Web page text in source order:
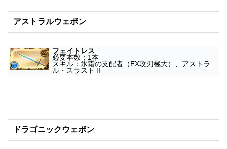
アストラルウェポン
フェイトレス
必要本数：1本
スキル：氷霜の支配者（EX攻刃極大）、アストラ
ル・スラストⅡ
ドラゴニックウェポン